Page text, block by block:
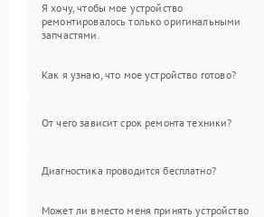
Я хочу, чтобы мое устройство
ремонтировалось только оригинальными
запчастями.
Как я узнаю, что мое устройство готово?
От чего зависит срок ремонта техники?
Диагностика проводится бесплатно?
Может ли вместо меня принять устройство